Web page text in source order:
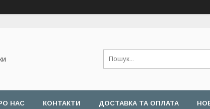
НАС КОНТАКТИ ДОСТАВКА ТА ОПЛАТА